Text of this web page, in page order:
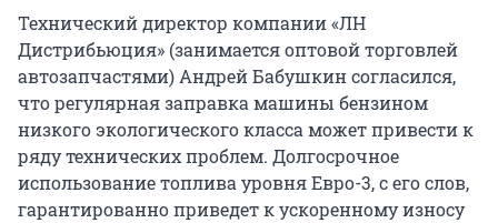
Технический директор компании «ЛН
Дистрибьюция» (занимается оптовой торговлей
автозапчастями) Андрей Бабушкин согласился,
что регулярная заправка машины бензином
низкого экологического класса может привести к
ряду технических проблем. Долгосрочное
использование топлива уровня Евро-3, с его слов,
гарантированно приведет к ускоренному износу